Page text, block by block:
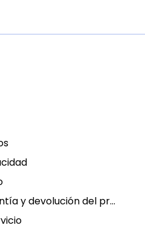
Política de garantía y devolución del producto